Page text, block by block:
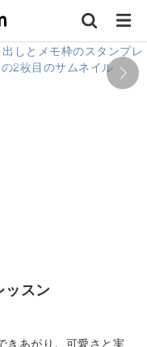
ッスン
きあがり。可愛さと実